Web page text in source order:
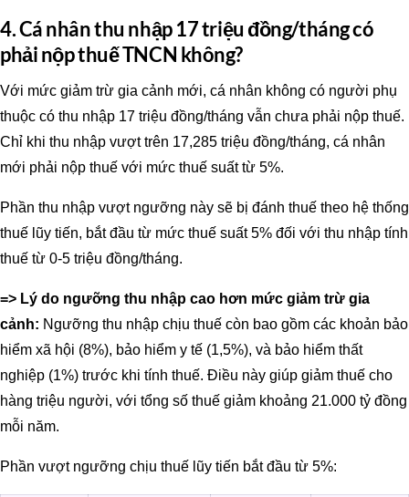
4. Cá nhân thu nhập 17 triệu đồng/tháng có
phải nộp thuế TNCN không?
Với mức giảm trừ gia cảnh mới, cá nhân không có người phụ
thuộc có thu nhập 17 triệu đồng/tháng vẫn chưa phải nộp thuế.
Chỉ khi thu nhập vượt trên 17,285 triệu đồng/tháng, cá nhân
mới phải nộp thuế với mức thuế suất từ 5%.
Phần thu nhập vượt ngưỡng này sẽ bị đánh thuế theo hệ thống
thuế lũy tiến, bắt đầu từ mức thuế suất 5% đối với thu nhập tính
thuế từ 0-5 triệu đồng/tháng.
=> Lý do ngưỡng thu nhập cao hơn mức giảm trừ gia
cảnh: Ngưỡng thu nhập chịu thuế còn bao gồm các khoản bảo
hiểm xã hội (8%), bảo hiểm y tế (1,5%), và bảo hiểm thất
nghiệp (1%) trước khi tính thuế. Điều này giúp giảm thuế cho
hàng triệu người, với tổng số thuế giảm khoảng 21.000 tỷ đồng
mỗi năm.
Phần vượt ngưỡng chịu thuế lũy tiến bắt đầu từ 5%: